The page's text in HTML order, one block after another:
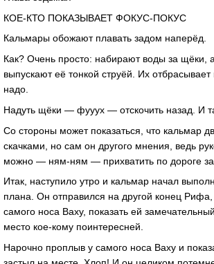
КОЕ-КТО ПОКАЗЫВАЕТ ФОКУС-ПОКУС
Кальмары обожают плавать задом наперёд.
Как? Очень просто: набирают воды за
выпускают её тонкой струёй. Их
надо.
Надуть щёки — фууух — отскочить назад. И
Со стороны может показаться, что кальмар
скачками, но сам он другого мнения, ведь
можно — ням-ням — прихватить по дороге
Итак, наступило утро и кальмар начал
плана. Он отправился на другой конец
самого носа Ваху, показать ей
место кое-кому поинтересней.
Нарочно проплыв у самого носа Ваху и